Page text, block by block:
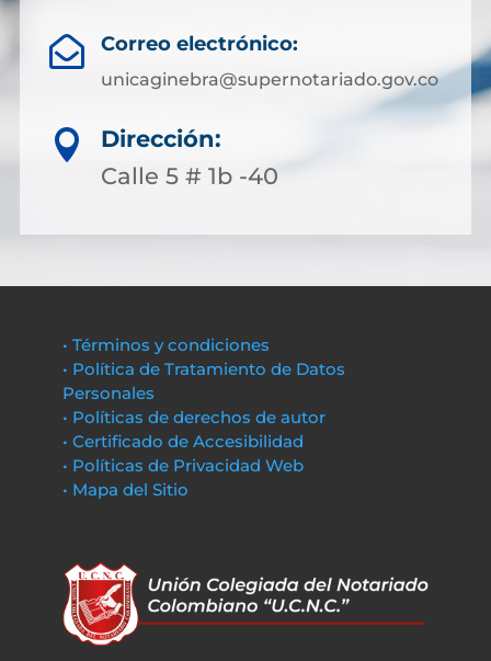
 Correo electrónico:
unicaginebra@supernotariado.gov.co

Dirección:
Calle 5 # 1b -40
• Términos y condiciones
• Política de Tratamiento de Datos
Personales
• Políticas de derechos de autor
• Certificado de Accesibilidad
• Políticas de Privacidad Web
• Mapa del Sitio